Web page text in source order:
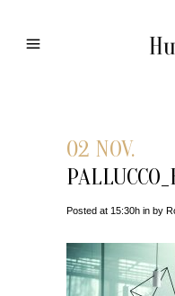
02 NOV.
Posted at 15:30h in by